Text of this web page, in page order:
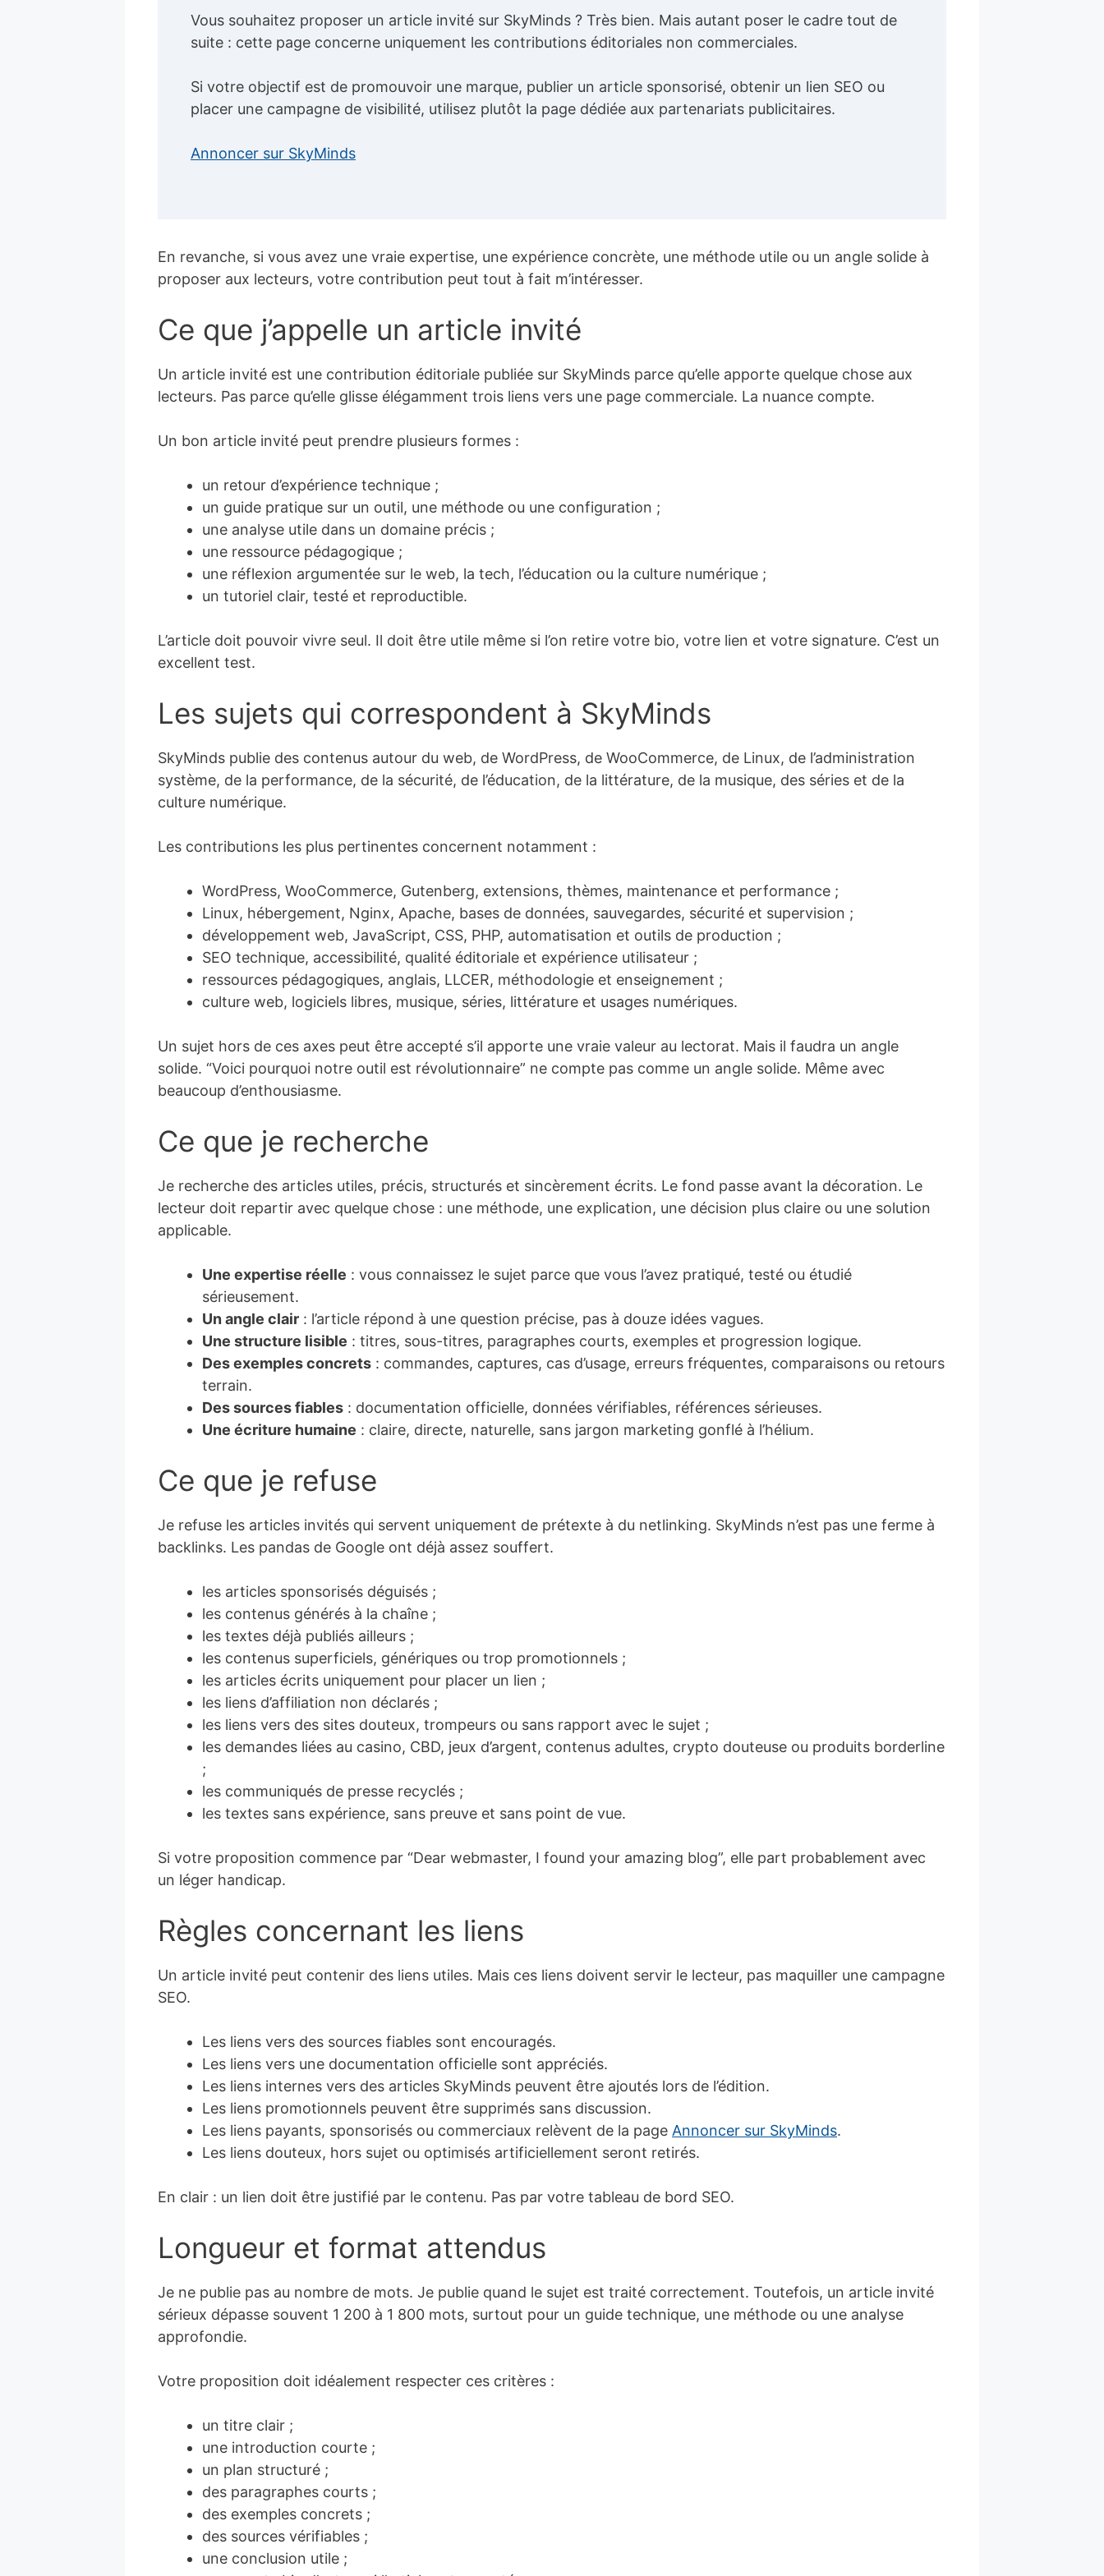
Vous souhaitez proposer un article invité sur SkyMinds ? Très bien. Mais autant poser le cadre tout de
suite : cette page concerne uniquement les contributions éditoriales non commerciales.
Si votre objectif est de promouvoir une marque, publier un article sponsorisé, obtenir un lien SEO ou
placer une campagne de visibilité, utilisez plutôt la page dédiée aux partenariats publicitaires.
Annoncer sur SkyMinds
En revanche, si vous avez une vraie expertise, une expérience concrète, une méthode utile ou un angle solide à
proposer aux lecteurs, votre contribution peut tout à fait m’intéresser.
Ce que j’appelle un article invité
Un article invité est une contribution éditoriale publiée sur SkyMinds parce qu’elle apporte quelque chose aux
lecteurs. Pas parce qu’elle glisse élégamment trois liens vers une page commerciale. La nuance compte.
Un bon article invité peut prendre plusieurs formes :
un retour d’expérience technique ;
un guide pratique sur un outil, une méthode ou une configuration ;
une analyse utile dans un domaine précis ;
une ressource pédagogique ;
une réflexion argumentée sur le web, la tech, l’éducation ou la culture numérique ;
un tutoriel clair, testé et reproductible.
L’article doit pouvoir vivre seul. Il doit être utile même si l’on retire votre bio, votre lien et votre signature. C’est un
excellent test.
Les sujets qui correspondent à SkyMinds
SkyMinds publie des contenus autour du web, de WordPress, de WooCommerce, de Linux, de l’administration
système, de la performance, de la sécurité, de l’éducation, de la littérature, de la musique, des séries et de la
culture numérique.
Les contributions les plus pertinentes concernent notamment :
WordPress, WooCommerce, Gutenberg, extensions, thèmes, maintenance et performance ;
Linux, hébergement, Nginx, Apache, bases de données, sauvegardes, sécurité et supervision ;
développement web, JavaScript, CSS, PHP, automatisation et outils de production ;
SEO technique, accessibilité, qualité éditoriale et expérience utilisateur ;
ressources pédagogiques, anglais, LLCER, méthodologie et enseignement ;
culture web, logiciels libres, musique, séries, littérature et usages numériques.
Un sujet hors de ces axes peut être accepté s’il apporte une vraie valeur au lectorat. Mais il faudra un angle
solide. “Voici pourquoi notre outil est révolutionnaire” ne compte pas comme un angle solide. Même avec
beaucoup d’enthousiasme.
Ce que je recherche
Je recherche des articles utiles, précis, structurés et sincèrement écrits. Le fond passe avant la décoration. Le
lecteur doit repartir avec quelque chose : une méthode, une explication, une décision plus claire ou une solution
applicable.
Une expertise réelle : vous connaissez le sujet parce que vous l’avez pratiqué, testé ou étudié
sérieusement.
Un angle clair : l’article répond à une question précise, pas à douze idées vagues.
Une structure lisible : titres, sous-titres, paragraphes courts, exemples et progression logique.
Des exemples concrets : commandes, captures, cas d’usage, erreurs fréquentes, comparaisons ou retours
terrain.
Des sources fiables : documentation officielle, données vérifiables, références sérieuses.
Une écriture humaine : claire, directe, naturelle, sans jargon marketing gonflé à l’hélium.
Ce que je refuse
Je refuse les articles invités qui servent uniquement de prétexte à du netlinking. SkyMinds n’est pas une ferme à
backlinks. Les pandas de Google ont déjà assez souffert.
les articles sponsorisés déguisés ;
les contenus générés à la chaîne ;
les textes déjà publiés ailleurs ;
les contenus superficiels, génériques ou trop promotionnels ;
les articles écrits uniquement pour placer un lien ;
les liens d’affiliation non déclarés ;
les liens vers des sites douteux, trompeurs ou sans rapport avec le sujet ;
les demandes liées au casino, CBD, jeux d’argent, contenus adultes, crypto douteuse ou produits borderline
;
les communiqués de presse recyclés ;
les textes sans expérience, sans preuve et sans point de vue.
Si votre proposition commence par “Dear webmaster, I found your amazing blog”, elle part probablement avec
un léger handicap.
Règles concernant les liens
Un article invité peut contenir des liens utiles. Mais ces liens doivent servir le lecteur, pas maquiller une campagne
SEO.
Les liens vers des sources fiables sont encouragés.
Les liens vers une documentation officielle sont appréciés.
Les liens internes vers des articles SkyMinds peuvent être ajoutés lors de l’édition.
Les liens promotionnels peuvent être supprimés sans discussion.
Les liens payants, sponsorisés ou commerciaux relèvent de la page Annoncer sur SkyMinds.
Les liens douteux, hors sujet ou optimisés artificiellement seront retirés.
En clair : un lien doit être justifié par le contenu. Pas par votre tableau de bord SEO.
Longueur et format attendus
Je ne publie pas au nombre de mots. Je publie quand le sujet est traité correctement. Toutefois, un article invité
sérieux dépasse souvent 1 200 à 1 800 mots, surtout pour un guide technique, une méthode ou une analyse
approfondie.
Votre proposition doit idéalement respecter ces critères :
un titre clair ;
une introduction courte ;
un plan structuré ;
des paragraphes courts ;
des exemples concrets ;
des sources vérifiables ;
une conclusion utile ;